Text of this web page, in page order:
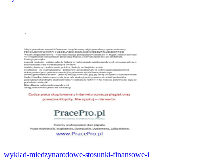
wyklad-miedzynarodowe-stosunki-finansowe-i